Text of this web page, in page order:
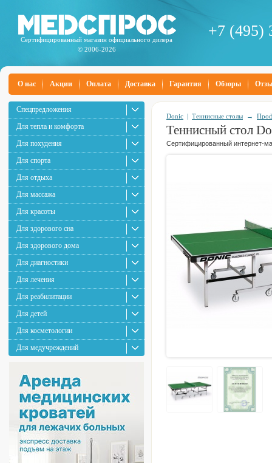
Сертифицированный магазин официального дилера
© 2006-2026
+7 (495)
О нас Акции Оплата Доставка Гарантия Обзоры
Спецпредложения
Для тепла и комфорта
Для похудения
Для спорта
Для отдыха
Для массажа
Для красоты
Для здорового сна
Для здорового дома
Для диагностики
Для лечения
Для реабилитации
Для детей
Для косметологии
Для медучреждений
Donic | Теннисные столы →
Теннисный стол
Сертифицированный интернет-